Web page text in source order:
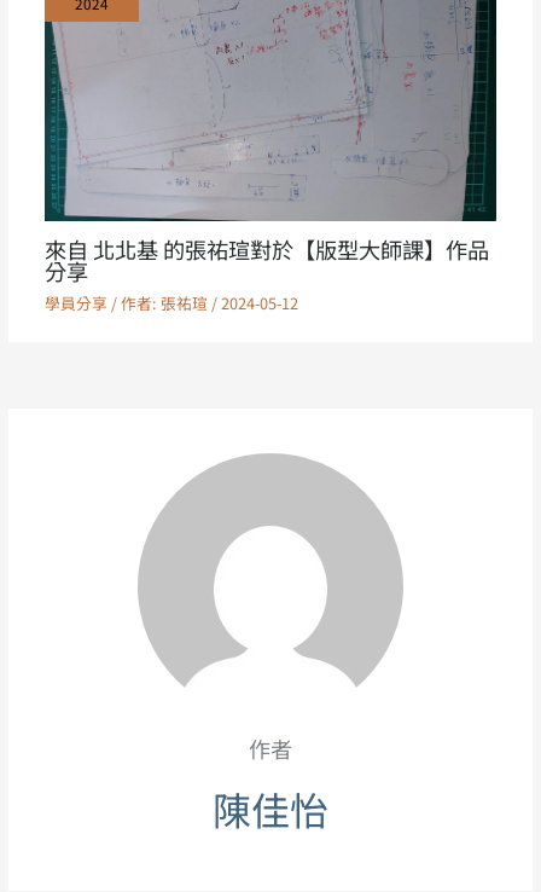
來自 北北基 的張祐瑄對於【版型大師課】作品
分享
學員分享 / 作者: 張祐瑄 /2024-05-12
作者
陳佳怡